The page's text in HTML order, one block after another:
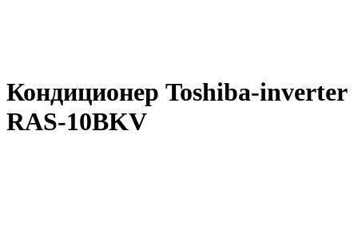
Кондиционер Toshiba-inverter
RAS-10BKV